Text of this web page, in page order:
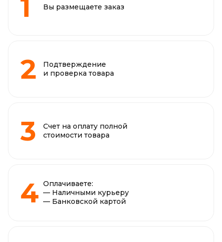
Вы размещаете заказ
Подтверждение
и проверка товара
Счет на оплату полной
стоимости товара
Оплачиваете:
— Наличными курьеру
— Банковской картой